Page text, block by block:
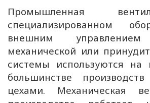
Промышленная
специализированном
внешним управлением
механической или
системы используются
большинстве
цехами. Механическая